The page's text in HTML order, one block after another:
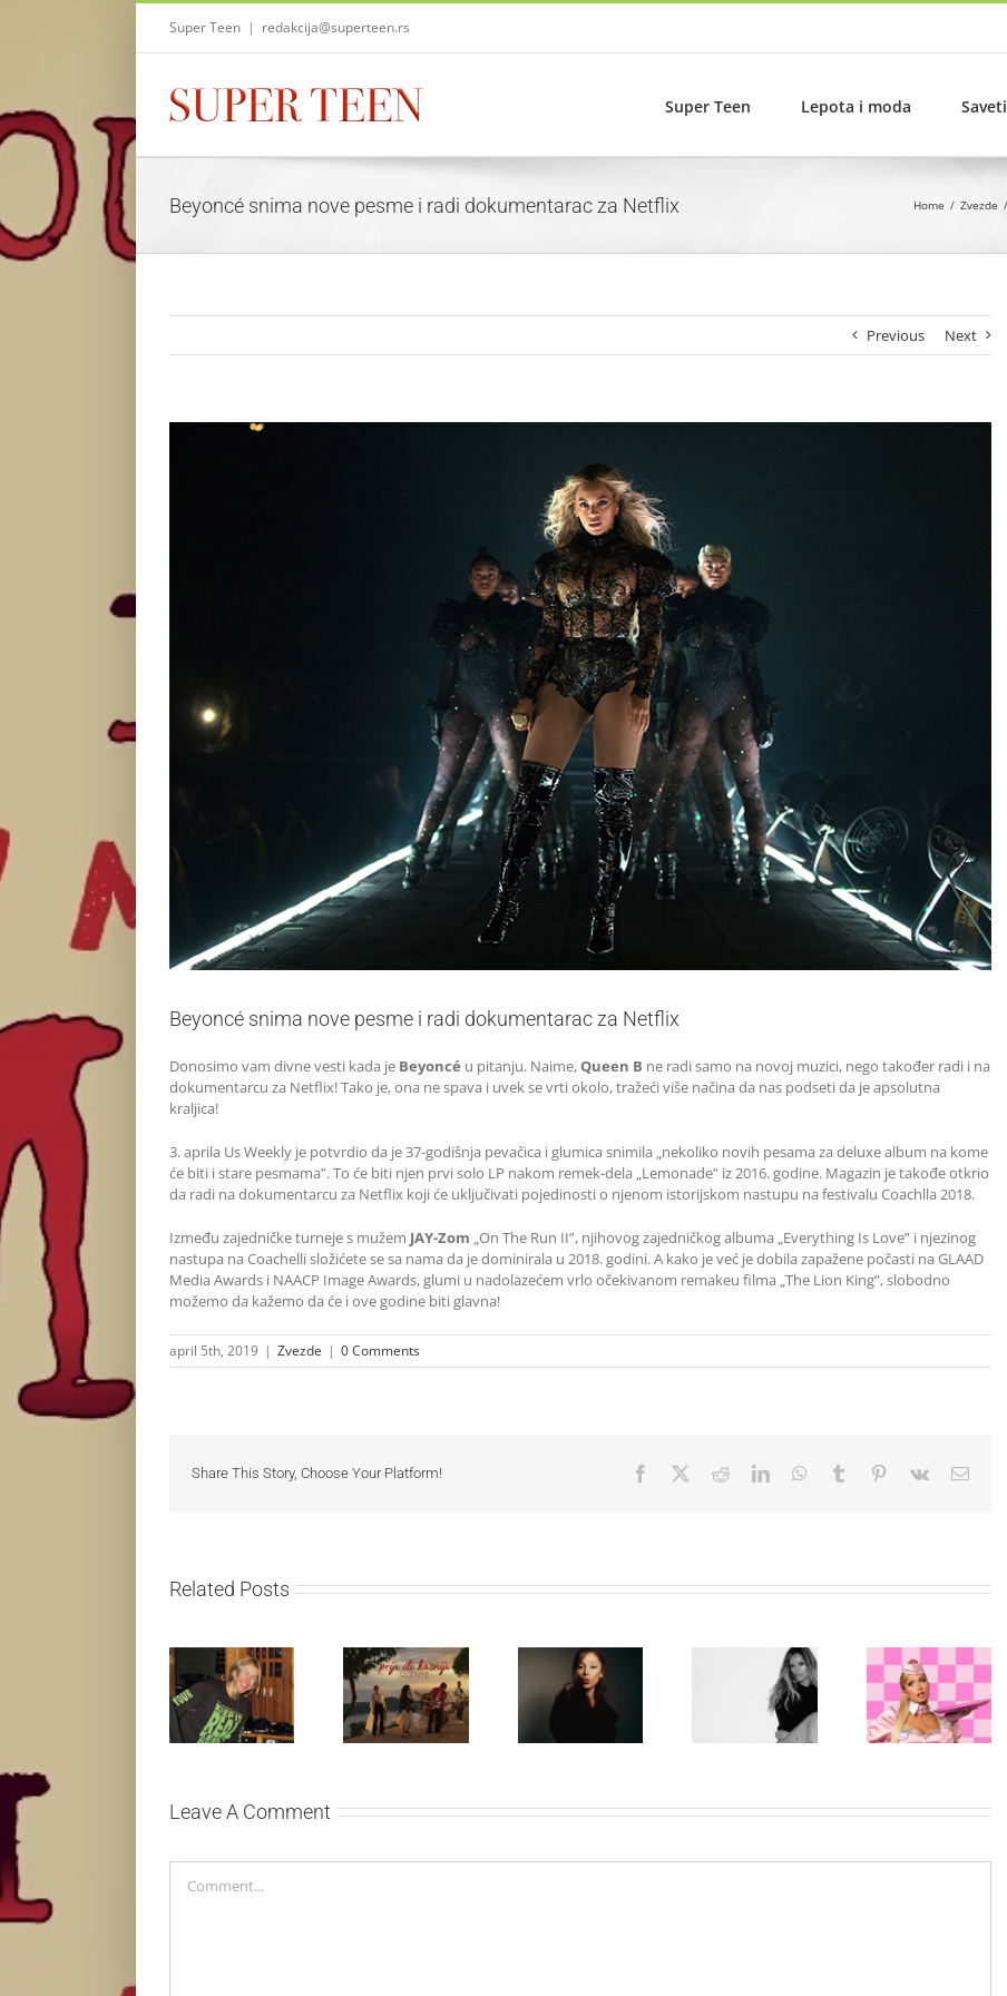
Super Teen | redakcija@superteen.rs
Super Teen Lepota i moda Saveti
Beyoncé snima nove pesme i radi dokumentarac za Netflix Home Zvezde
Previous Next
Beyoncé snima nove pesme i radi dokumentarac za Netflix
Donosimo vam divne vesti kada je Beyoncé u pitanju. Naime,Queen B ne radi samo na novoj muzici, nego također radi i na
dokumentarcu za Netflix! Tako je, ona ne spava i uvek se vrti okolo, tražeći više načina da nas podseti da je apsolutna
kraljica!
3. aprila Us Weekly je potvrdio da je 37-godišnja pevačica i glumica snimila „nekoliko novih pesama za deluxe album na kome
će biti i stare pesmama”. To će biti njen prvi solo LP nakom remek-dela „Lemonade” iz 2016. godine. Magazin je takođe otkrio
da radi na dokumentarcu za Netflix koji će uključivati pojedinosti o njenom istorijskom nastupu na festivalu Coachlla 2018.
Između zajedničke turneje s mužem JAY-Zom „On The Run II”, njihovog zajedničkog albuma „Everything Is Love” i njezinog
nastupa na Coachelli složićete se sa nama da je dominirala u 2018. godini. A kako je već je dobila zapažene počasti na GLAAD
Media Awards i NAACP Image Awards, glumi u nadolazećem vrlo očekivanom remakeu filma „The Lion King”, slobodno
možemo da kažemo da će i ove godine biti glavna!
april 5th, 2019 | Zvezde | 0 Comments
Share This Story, Choose Your Platform! Facebook RedditLinkedInWhatsApp
Tumblr Pinterest
Vk Email
Related Posts
Ellie Goulding
otkriva nežniju
stranu novim
Silente
objavio novi
Ariana Grande
objavila singl
„Matadora“ i
najavila novi
album „No Me
Paris Hilton
ponovo u ulozi
„Gloss Boss“
u kampanji
NYX
Know“
Leave A Comment